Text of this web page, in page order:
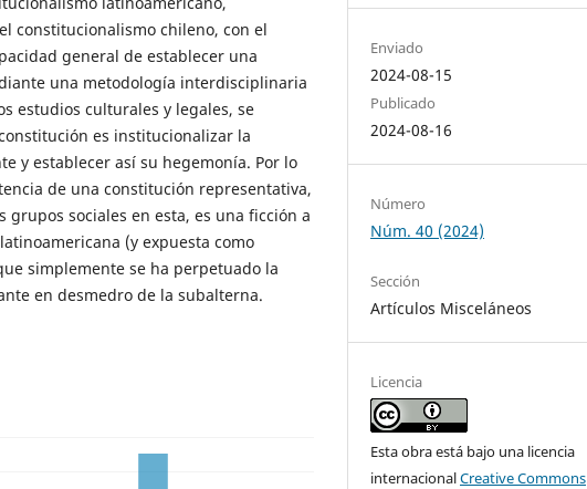
constitucionalismo chileno, con el
general de establecer una
una metodología interdisciplinaria
estudios culturales y legales, se
es institucionalizar la
y establecer así su hegemonía. Por lo
de una constitución representativa,
sociales en esta, es una ficción a
(y expuesta como
simplemente se ha perpetuado la
en desmedro de la subalterna.
Enviado
2024-08-15
Publicado
2024-08-16
Número
Núm. 40 (2024)
Sección
Artículos Misceláneos
Licencia
Esta obra está bajo una licencia
internacionalCreative Commons